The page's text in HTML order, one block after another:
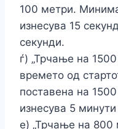
100 метри.
изнесува 15
секунди.
ѓ) „Трчање на
времето од
поставена на
изнесува 5
е) „Трчање на 800